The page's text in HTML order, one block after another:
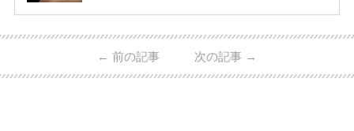
高品質の宝石を扱っています。 至高のデザインと品
ん・魔裟斗さんの婚約指輪 魔裟斗さんが矢沢さんに
贈られた指輪は1カラットのものです。 ショーメの価
← 前の記事 次の記事 →